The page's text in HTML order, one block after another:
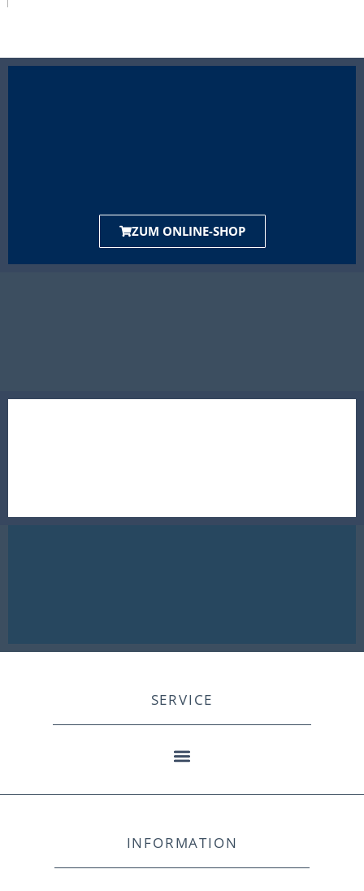
ZUM ONLINE-SHOP
SERVICE
INFORMATION